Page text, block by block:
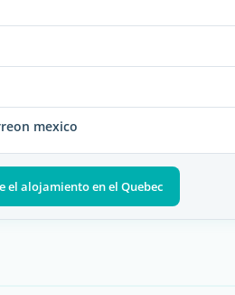
mexico
el alojamiento en el Quebec